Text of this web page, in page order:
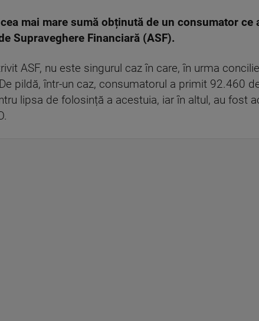
cea mai mare sumă obținută de un consumator
Supraveghere Financiară (ASF).
ASF, nu este singurul caz în care, în urma
pildă, într-un caz, consumatorul a primit 92.460
lipsa de folosință a acestuia, iar în altul, au fost